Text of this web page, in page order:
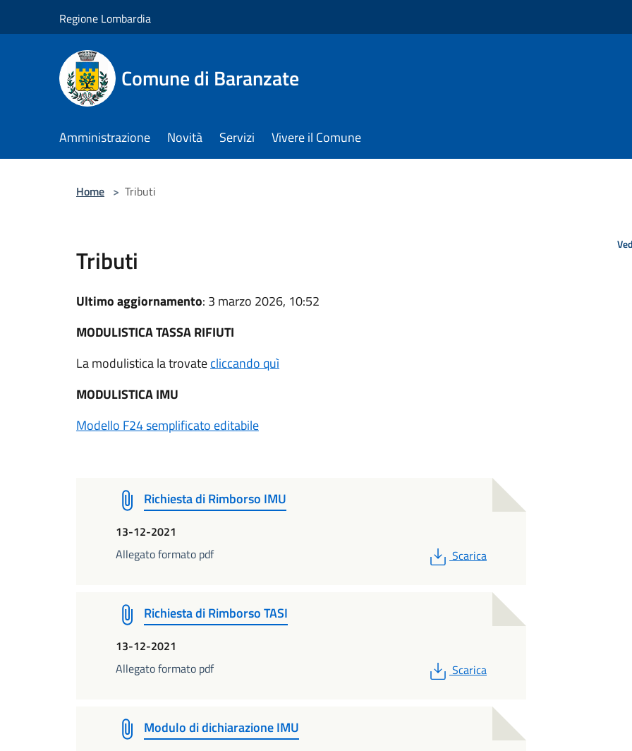
Regione Lombardia
Comune di Baranzate
Amministrazione Novità Servizi Vivere il Comune
Home > Tributi
Tributi
Ultimo aggiornamento: 3 marzo 2026, 10:52
MODULISTICA TASSA RIFIUTI
La modulistica la trovatecliccando quì
MODULISTICA IMU
Modello F24 semplificato editabile
Richiesta di Rimborso IMU
13-12-2021
Allegato formato pdf
PDF
Scarica
Richiesta di Rimborso TASI
13-12-2021
Allegato formato pdf
PDF
Scarica
Modulo di dichiarazione IMU